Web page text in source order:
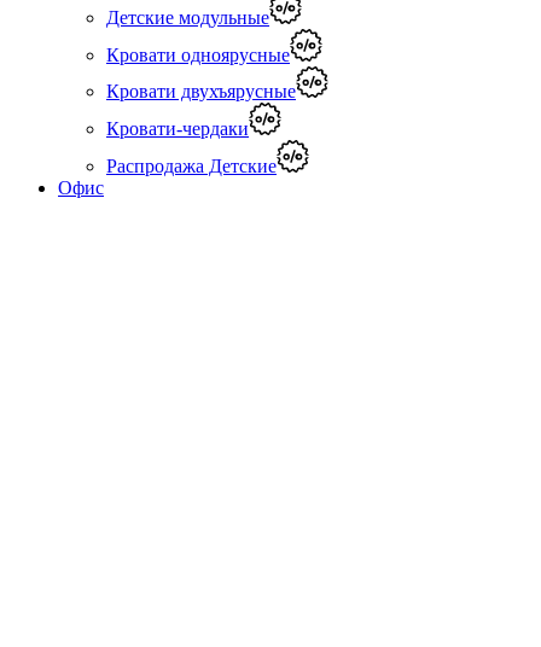
Детские модульные
Кровати одноярусные
Кровати двухъярусные
Кровати-чердаки
Распродажа Детские
Офис